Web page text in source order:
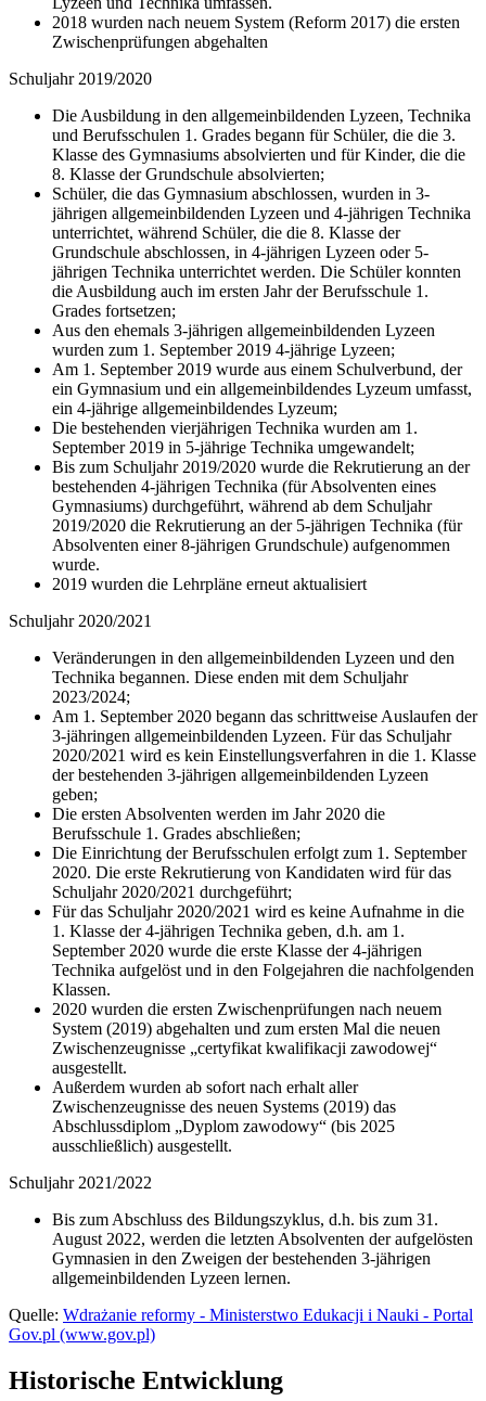
2018 wurden nach neuem System (Reform 2017) die ersten
Zwischenprüfungen abgehalten
Schuljahr 2019/2020
Die Ausbildung in den allgemeinbildenden Lyzeen, Technika
und Berufsschulen 1. Grades begann für Schüler, die die 3.
Klasse des Gymnasiums absolvierten und für Kinder, die die
8. Klasse der Grundschule absolvierten;
Schüler, die das Gymnasium abschlossen, wurden in 3-
jährigen allgemeinbildenden Lyzeen und 4-jährigen Technika
unterrichtet, während Schüler, die die 8. Klasse der
Grundschule abschlossen, in 4-jährigen Lyzeen oder 5-
jährigen Technika unterrichtet werden. Die Schüler konnten
die Ausbildung auch im ersten Jahr der Berufsschule 1.
Grades fortsetzen;
Aus den ehemals 3-jährigen allgemeinbildenden Lyzeen
wurden zum 1. September 2019 4-jährige Lyzeen;
Am 1. September 2019 wurde aus einem Schulverbund, der
ein Gymnasium und ein allgemeinbildendes Lyzeum umfasst,
ein 4-jährige allgemeinbildendes Lyzeum;
Die bestehenden vierjährigen Technika wurden am 1.
September 2019 in 5-jährige Technika umgewandelt;
Bis zum Schuljahr 2019/2020 wurde die Rekrutierung an der
bestehenden 4-jährigen Technika (für Absolventen eines
Gymnasiums) durchgeführt, während ab dem Schuljahr
2019/2020 die Rekrutierung an der 5-jährigen Technika (für
Absolventen einer 8-jährigen Grundschule) aufgenommen
wurde.
2019 wurden die Lehrpläne erneut aktualisiert
Schuljahr 2020/2021
Veränderungen in den allgemeinbildenden Lyzeen und den
Technika begannen. Diese enden mit dem Schuljahr
2023/2024;
Am 1. September 2020 begann das schrittweise Auslaufen der
3-jähringen allgemeinbildenden Lyzeen. Für das Schuljahr
2020/2021 wird es kein Einstellungsverfahren in die 1. Klasse
der bestehenden 3-jährigen allgemeinbildenden Lyzeen
geben;
Die ersten Absolventen werden im Jahr 2020 die
Berufsschule 1. Grades abschließen;
Die Einrichtung der Berufsschulen erfolgt zum 1. September
2020. Die erste Rekrutierung von Kandidaten wird für das
Schuljahr 2020/2021 durchgeführt;
Für das Schuljahr 2020/2021 wird es keine Aufnahme in die
1. Klasse der 4-jährigen Technika geben, d.h. am 1.
September 2020 wurde die erste Klasse der 4-jährigen
Technika aufgelöst und in den Folgejahren die nachfolgenden
Klassen.
2020 wurden die ersten Zwischenprüfungen nach neuem
System (2019) abgehalten und zum ersten Mal die neuen
Zwischenzeugnisse „certyfikat kwalifikacji zawodowej“
ausgestellt.
Außerdem wurden ab sofort nach erhalt aller
Zwischenzeugnisse des neuen Systems (2019) das
Abschlussdiplom „Dyplom zawodowy“ (bis 2025
ausschließlich) ausgestellt.
Schuljahr 2021/2022
Bis zum Abschluss des Bildungszyklus, d.h. bis zum 31.
August 2022, werden die letzten Absolventen der aufgelösten
Gymnasien in den Zweigen der bestehenden 3-jährigen
allgemeinbildenden Lyzeen lernen.
Quelle: Wdrażanie reformy - Ministerstwo Edukacji i Nauki - Portal
Gov.pl (www.gov.pl)
Historische Entwicklung